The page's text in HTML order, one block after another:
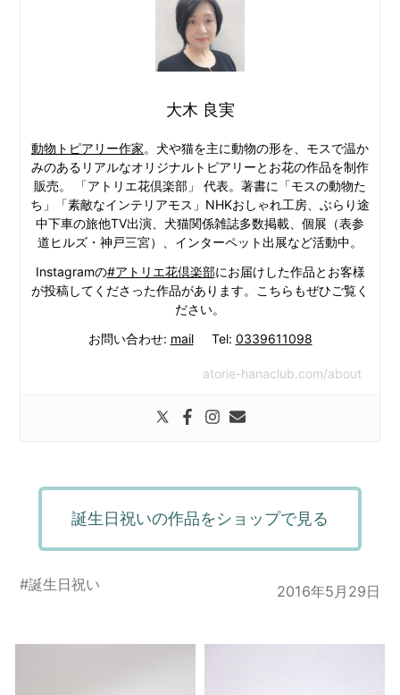
大木 良実
動物トピアリー作家。犬や猫を主に動物の形を、モスで温か
みのあるリアルなオリジナルトピアリーとお花の作品を制作
販売。 「アトリエ花倶楽部」 代表。著書に「モスの動物た
ち」「素敵なインテリアモス」NHKおしゃれ工房、ぶらり途
中下車の旅他TV出演、犬猫関係雑誌多数掲載、個展（表参
道ヒルズ・神戸三宮）、インターペット出展など活動中。
Instagramの#アトリエ花倶楽部にお届けした作品とお客様
が投稿してくださった作品があります。こちらもぜひご覧く
ださい。
お問い合わせ: mailTel: 0339611098
atorie-hanaclub.com/about
誕生日祝いの作品をショップで見る
#誕生日祝い 2016年5月29日